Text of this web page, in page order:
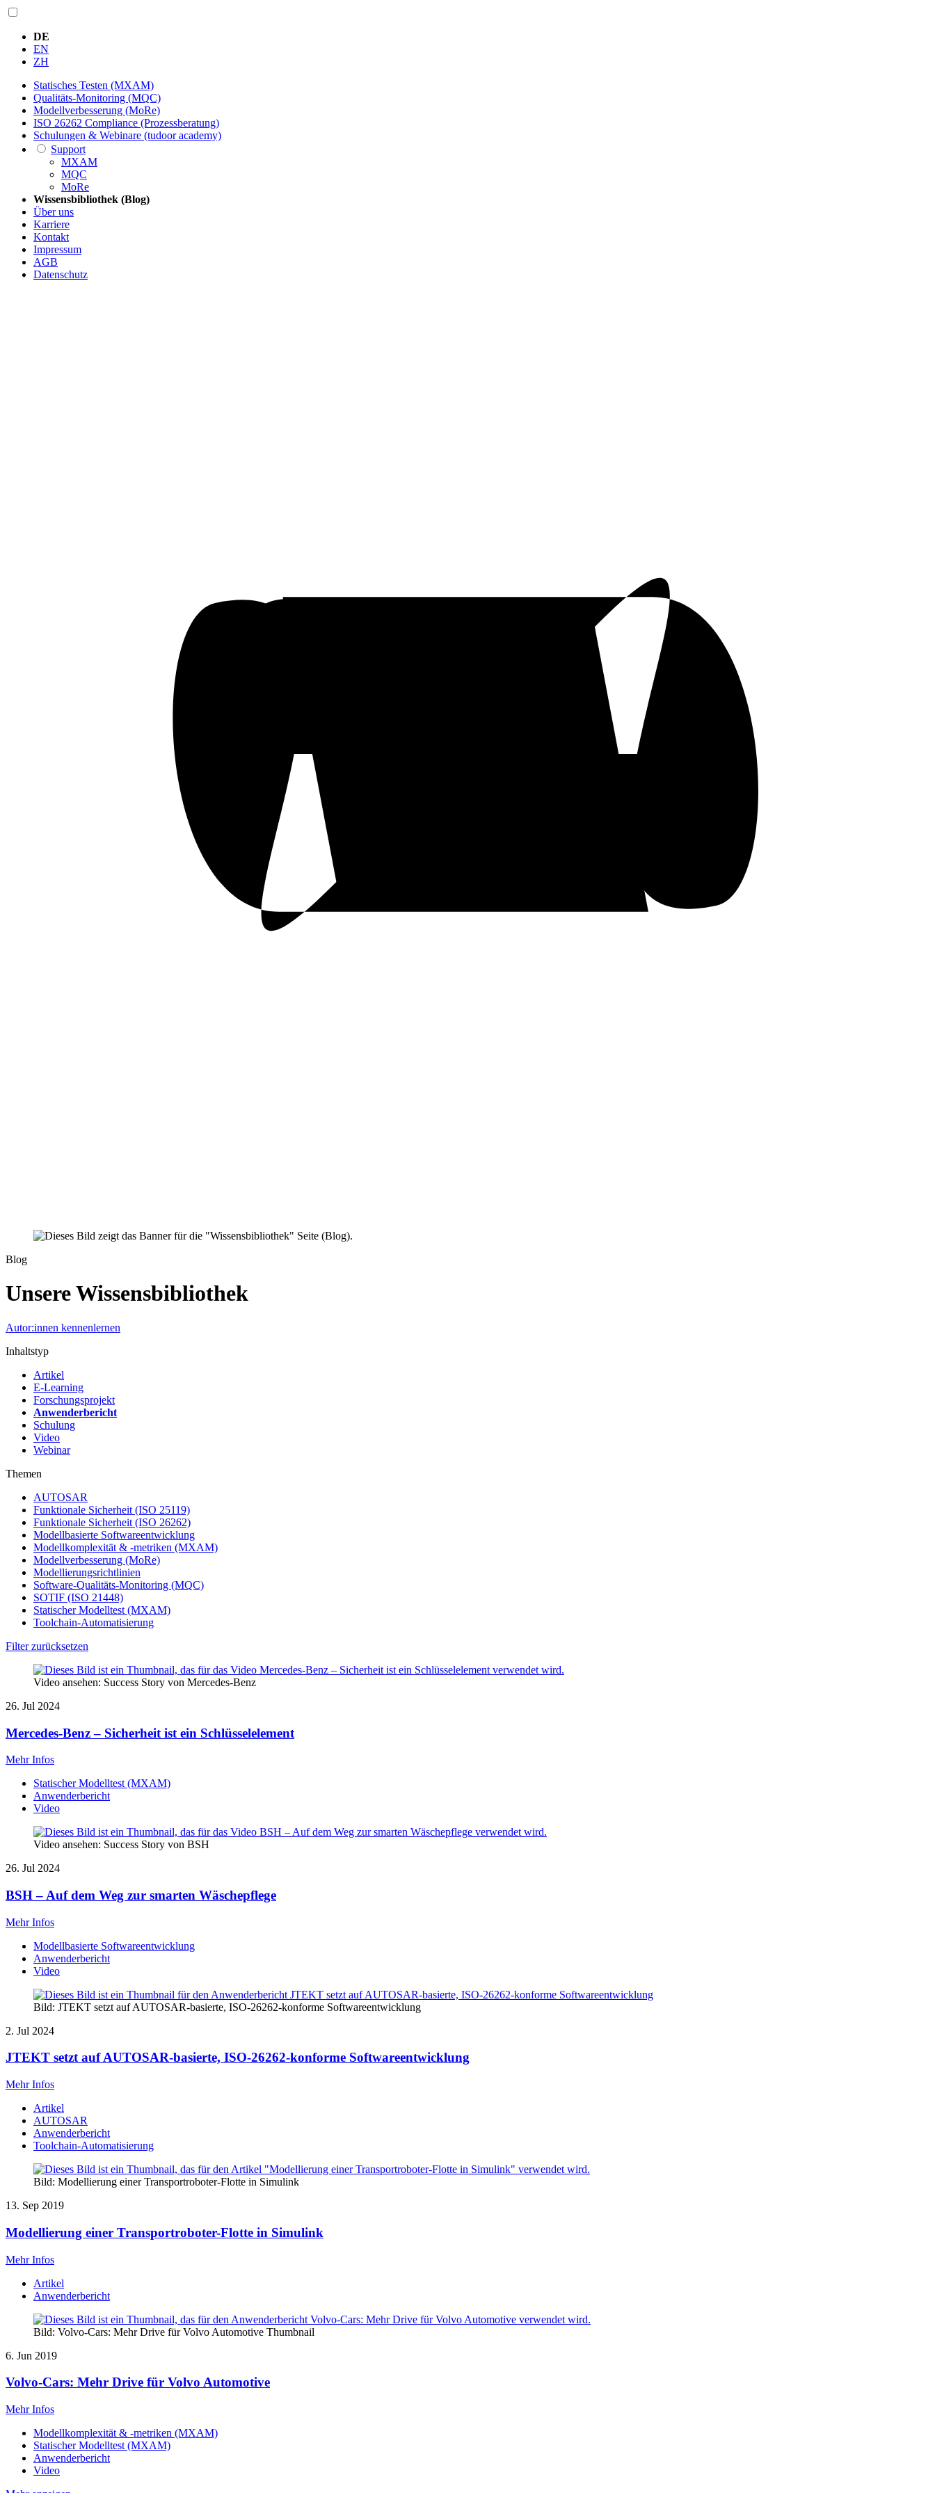
DE
EN
ZH
Statisches Testen (MXAM)
Qualitäts-Monitoring (MQC)
Modellverbesserung (MoRe)
ISO 26262 Compliance (Prozessberatung)
Schulungen & Webinare (tudoor academy)
Support
MXAM
MQC
MoRe
Wissensbibliothek (Blog)
Über uns
Karriere
Kontakt
Impressum
AGB
Datenschutz
Blog
Unsere Wissensbibliothek
Autor:innen kennenlernen
Inhaltstyp
Artikel
E-Learning
Forschungsprojekt
Anwenderbericht
Schulung
Video
Webinar
Themen
AUTOSAR
Funktionale Sicherheit (ISO 25119)
Funktionale Sicherheit (ISO 26262)
Modellbasierte Softwareentwicklung
Modellkomplexität & -metriken (MXAM)
Modellverbesserung (MoRe)
Modellierungsrichtlinien
Software-Qualitäts-Monitoring (MQC)
SOTIF (ISO 21448)
Statischer Modelltest (MXAM)
Toolchain-Automatisierung
Filter zurücksetzen
Video ansehen: Success Story von Mercedes-Benz
26. Jul 2024
Mercedes-Benz – Sicherheit ist ein Schlüsselelement
Mehr Infos
Statischer Modelltest (MXAM)
Anwenderbericht
Video
Video ansehen: Success Story von BSH
26. Jul 2024
BSH – Auf dem Weg zur smarten Wäschepflege
Mehr Infos
Modellbasierte Softwareentwicklung
Anwenderbericht
Video
Bild: JTEKT setzt auf AUTOSAR-basierte, ISO-26262-konforme Softwareentwicklung
2. Jul 2024
JTEKT setzt auf AUTOSAR-basierte, ISO-26262-konforme Softwareentwicklung
Mehr Infos
Artikel
AUTOSAR
Anwenderbericht
Toolchain-Automatisierung
Bild: Modellierung einer Transportroboter-Flotte in Simulink
13. Sep 2019
Modellierung einer Transportroboter-Flotte in Simulink
Mehr Infos
Artikel
Anwenderbericht
Bild: Volvo-Cars: Mehr Drive für Volvo Automotive Thumbnail
6. Jun 2019
Volvo-Cars: Mehr Drive für Volvo Automotive
Mehr Infos
Modellkomplexität & -metriken (MXAM)
Statischer Modelltest (MXAM)
Anwenderbericht
Video